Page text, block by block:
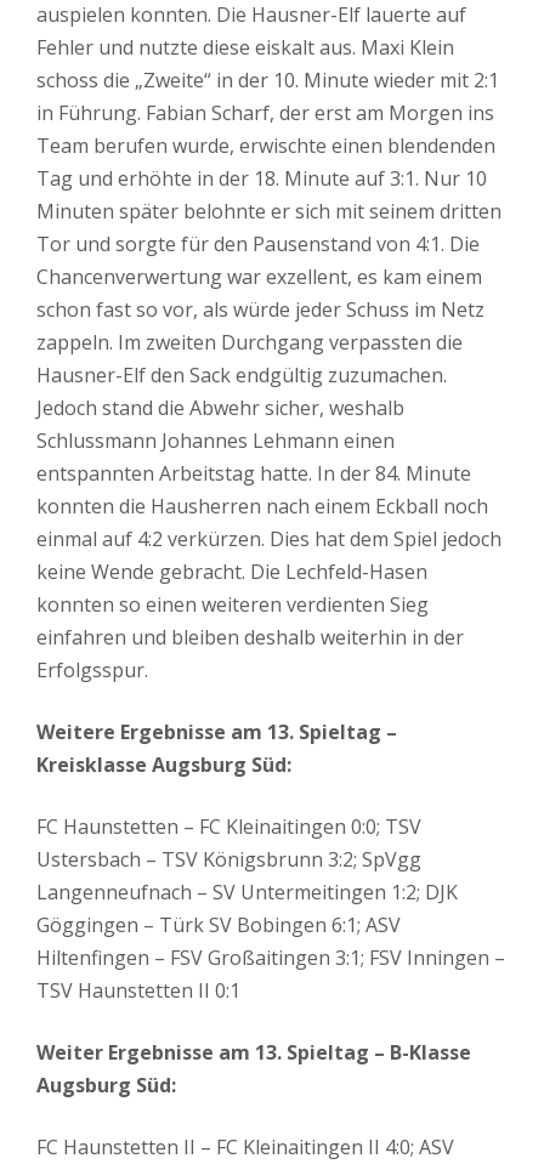
auspielen konnten. Die Hausner-Elf lauerte auf
Fehler und nutzte diese eiskalt aus. Maxi Klein
schoss die „Zweite“ in der 10. Minute wieder mit 2:1
in Führung. Fabian Scharf, der erst am Morgen ins
Team berufen wurde, erwischte einen blendenden
Tag und erhöhte in der 18. Minute auf 3:1. Nur 10
Minuten später belohnte er sich mit seinem dritten
Tor und sorgte für den Pausenstand von 4:1. Die
Chancenverwertung war exzellent, es kam einem
schon fast so vor, als würde jeder Schuss im Netz
zappeln. Im zweiten Durchgang verpassten die
Hausner-Elf den Sack endgültig zuzumachen.
Jedoch stand die Abwehr sicher, weshalb
Schlussmann Johannes Lehmann einen
entspannten Arbeitstag hatte. In der 84. Minute
konnten die Hausherren nach einem Eckball noch
einmal auf 4:2 verkürzen. Dies hat dem Spiel jedoch
keine Wende gebracht. Die Lechfeld-Hasen
konnten so einen weiteren verdienten Sieg
einfahren und bleiben deshalb weiterhin in der
Erfolgsspur.
Weitere Ergebnisse am 13. Spieltag –
Kreisklasse Augsburg Süd:
FC Haunstetten – FC Kleinaitingen 0:0; TSV
Ustersbach – TSV Königsbrunn 3:2; SpVgg
Langenneufnach – SV Untermeitingen 1:2; DJK
Göggingen – Türk SV Bobingen 6:1; ASV
Hiltenfingen – FSV Großaitingen 3:1; FSV Inningen –
TSV Haunstetten II 0:1
Weiter Ergebnisse am 13. Spieltag – B-Klasse
Augsburg Süd:
FC Haunstetten II – FC Kleinaitingen II 4:0; ASV